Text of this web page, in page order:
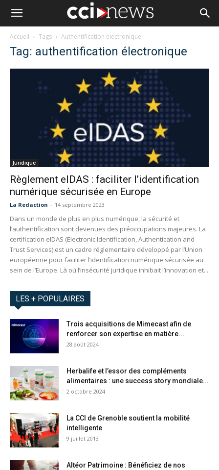
Accueil Tags Authentification électronique
Tag: authentification électronique
Juridique
Règlement eIDAS : faciliter l’identification
numérique sécurisée en Europe
La Redaction - 14 septembre 2023
Dans un monde de plus en plus numérique, la sécurité et
l’authentification sont devenues des préoccupations majeures. La
certification eIDAS (Electronic Identification, Authentication and
Trust Services) est un cadre réglementaire développé par l’Union
européenne pour faciliter l’identification numérique sécurisée au
sein de l’Europe. Là où l’insécurité juridique inhibait l’innovation et...
LES + POPULAIRES
Trois acquisitions de Mimecast afin de
renforcer son expertise en matière...
28 août 2024
Herbalife et l’essor des compléments
alimentaires : une success story mondiale...
2 octobre 2024
La CCI de Grenoble soutient la mobilité
intelligente
9 juillet 2013
Altéor Patrimoine : Bénéficiez de nos